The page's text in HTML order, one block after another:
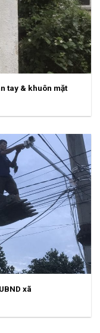
tay & khuôn mặt
xã